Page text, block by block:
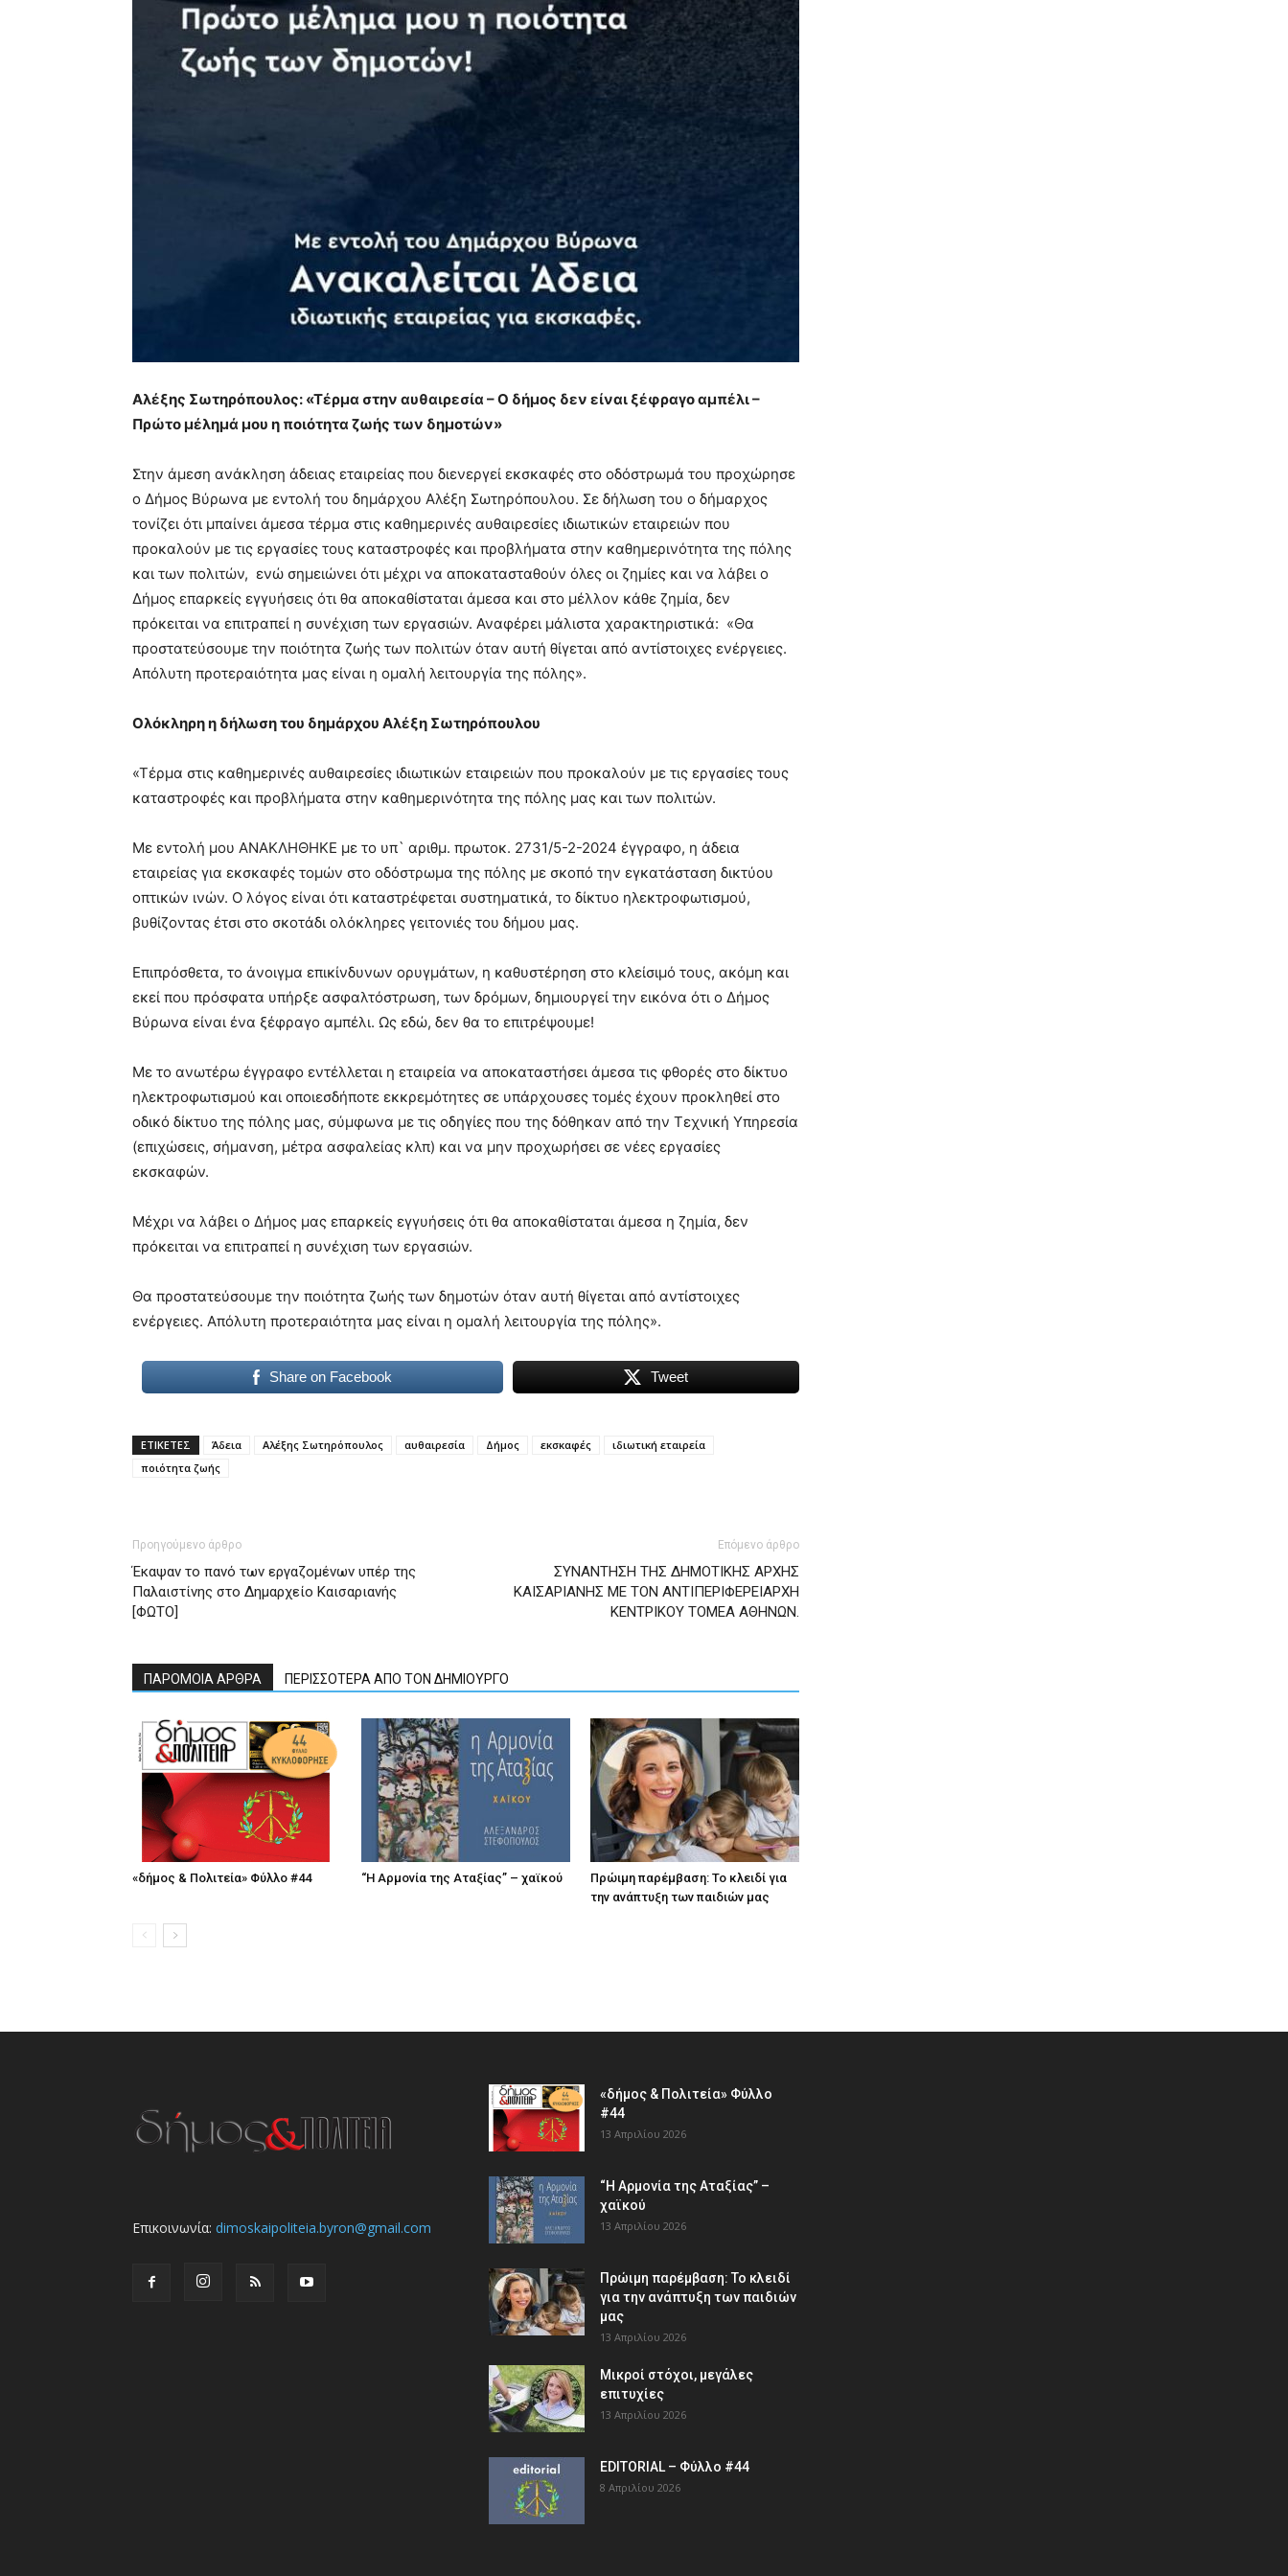
Αλέξης Σωτηρόπουλος: «Τέρμα στην αυθαιρεσία – Ο δήμος δεν είναι ξέφραγο αμπέλι –
Πρώτο μέλημά μου η ποιότητα ζωής των δημοτών»
Στην άμεση ανάκληση άδειας εταιρείας που διενεργεί εκσκαφές στο οδόστρωμά του προχώρησε
ο Δήμος Βύρωνα με εντολή του δημάρχου Αλέξη Σωτηρόπουλου. Σε δήλωση του ο δήμαρχος
τονίζει ότι μπαίνει άμεσα τέρμα στις καθημερινές αυθαιρεσίες ιδιωτικών εταιρειών που
προκαλούν με τις εργασίες τους καταστροφές και προβλήματα στην καθημερινότητα της πόλης
και των πολιτών, ενώ σημειώνει ότι μέχρι να αποκατασταθούν όλες οι ζημίες και να λάβει ο
Δήμος επαρκείς εγγυήσεις ότι θα αποκαθίσταται άμεσα και στο μέλλον κάθε ζημία, δεν
πρόκειται να επιτραπεί η συνέχιση των εργασιών. Αναφέρει μάλιστα χαρακτηριστικά: «Θα
προστατεύσουμε την ποιότητα ζωής των πολιτών όταν αυτή θίγεται από αντίστοιχες ενέργειες.
Απόλυτη προτεραιότητα μας είναι η ομαλή λειτουργία της πόλης».
Ολόκληρη η δήλωση του δημάρχου Αλέξη Σωτηρόπουλου
«Tέρμα στις καθημερινές αυθαιρεσίες ιδιωτικών εταιρειών που προκαλούν με τις εργασίες τους
καταστροφές και προβλήματα στην καθημερινότητα της πόλης μας και των πολιτών.
Με εντολή μου ΑΝΑΚΛΗΘΗΚΕ με το υπ` αριθμ. πρωτοκ. 2731/5-2-2024 έγγραφο, η άδεια
εταιρείας για εκσκαφές τομών στο οδόστρωμα της πόλης με σκοπό την εγκατάσταση δικτύου
οπτικών ινών. Ο λόγος είναι ότι καταστρέφεται συστηματικά, το δίκτυο ηλεκτροφωτισμού,
βυθίζοντας έτσι στο σκοτάδι ολόκληρες γειτονιές του δήμου μας.
Επιπρόσθετα, το άνοιγμα επικίνδυνων ορυγμάτων, η καθυστέρηση στο κλείσιμό τους, ακόμη και
εκεί που πρόσφατα υπήρξε ασφαλτόστρωση, των δρόμων, δημιουργεί την εικόνα ότι ο Δήμος
Βύρωνα είναι ένα ξέφραγο αμπέλι. Ως εδώ, δεν θα το επιτρέψουμε!
Με το ανωτέρω έγγραφο εντέλλεται η εταιρεία να αποκαταστήσει άμεσα τις φθορές στο δίκτυο
ηλεκτροφωτισμού και οποιεσδήποτε εκκρεμότητες σε υπάρχουσες τομές έχουν προκληθεί στο
οδικό δίκτυο της πόλης μας, σύμφωνα με τις οδηγίες που της δόθηκαν από την Τεχνική Υπηρεσία
(επιχώσεις, σήμανση, μέτρα ασφαλείας κλπ) και να μην προχωρήσει σε νέες εργασίες
εκσκαφών.
Μέχρι να λάβει ο Δήμος μας επαρκείς εγγυήσεις ότι θα αποκαθίσταται άμεσα η ζημία, δεν
πρόκειται να επιτραπεί η συνέχιση των εργασιών.
Θα προστατεύσουμε την ποιότητα ζωής των δημοτών όταν αυτή θίγεται από αντίστοιχες
ενέργειες. Απόλυτη προτεραιότητα μας είναι η ομαλή λειτουργία της πόλης».
Share on Facebook Tweet
ΕΤΙΚΕΤΕΣ Άδεια Αλέξης Σωτηρόπουλος αυθαιρεσία Δήμος εκσκαφές
ιδιωτική εταιρεία
ποιότητα ζωής
Προηγούμενο άρθρο
Έκαψαν το πανό των εργαζομένων υπέρ της
Παλαιστίνης στο Δημαρχείο Καισαριανής
[ΦΩΤΟ]
Επόμενο άρθρο
ΣΥΝΑΝΤΗΣΗ ΤΗΣ ΔΗΜΟΤΙΚΗΣ ΑΡΧΗΣ
ΚΑΙΣΑΡΙΑΝΗΣ ΜΕ ΤΟΝ ΑΝΤΙΠΕΡΙΦΕΡΕΙΑΡΧΗ
ΚΕΝΤΡΙΚΟΥ ΤΟΜΕΑ ΑΘΗΝΩΝ.
ΠΑΡΟΜΟΙΑ ΑΡΘΡΑ ΠΕΡΙΣΣΟΤΕΡΑ ΑΠΟ ΤΟΝ ΔΗΜΙΟΥΡΓΟ
«δήμος & Πολιτεία» Φύλλο #44 “Η Αρμονία της Αταξίας” – χαϊκού
Πρώιμη παρέμβαση: Το κλειδί για
την ανάπτυξη των παιδιών µας
Επικοινωνία: dimoskaipoliteia.byron@gmail.com
«δήμος & Πολιτεία» Φύλλο
#44
13 Απριλίου 2026
“Η Αρμονία της Αταξίας” –
χαϊκού
13 Απριλίου 2026
Πρώιμη παρέμβαση: Το κλειδί
για την ανάπτυξη των παιδιών
µας
13 Απριλίου 2026
Μικροί στόχοι, μεγάλες
επιτυχίες
13 Απριλίου 2026
EDITORIAL – Φύλλο #44
8 Απριλίου 2026